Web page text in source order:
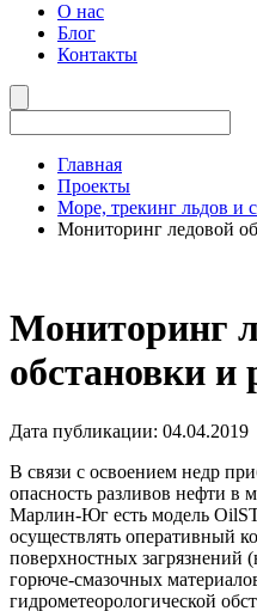
О нас
Блог
Контакты
Главная
Проекты
Море, трекинг льдов и
Мониторинг ледовой
Мониторинг
обстановки и
Дата публикации: 04.04.2019
В связи с освоением недр
опасность разливов нефти в
Марлин-Юг есть модель
осуществлять оперативный
поверхностных загрязнений
горюче-смазочных
гидрометеорологической